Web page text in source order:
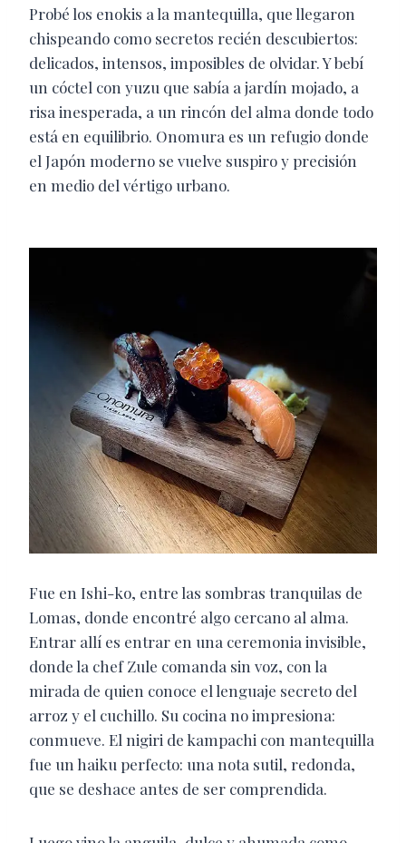
Probé los enokis a la mantequilla, que llegaron
chispeando como secretos recién descubiertos:
delicados, intensos, imposibles de olvidar. Y bebí
un cóctel con yuzu que sabía a jardín mojado, a
risa inesperada, a un rincón del alma donde todo
está en equilibrio. Onomura es un refugio donde
el Japón moderno se vuelve suspiro y precisión
en medio del vértigo urbano.
Fue en Ishi-ko, entre las sombras tranquilas de
Lomas, donde encontré algo cercano al alma.
Entrar allí es entrar en una ceremonia invisible,
donde la chef Zule comanda sin voz, con la
mirada de quien conoce el lenguaje secreto del
arroz y el cuchillo. Su cocina no impresiona:
conmueve. El nigiri de kampachi con mantequilla
fue un haiku perfecto: una nota sutil, redonda,
que se deshace antes de ser comprendida.